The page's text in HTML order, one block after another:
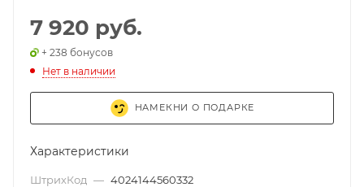
7 920 руб.
+ 238 бонусов
Нет в наличии
НАМЕКНИ О ПОДАРКЕ
Характеристики
ШтрихКод — 4024144560332